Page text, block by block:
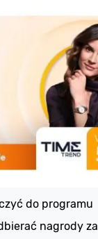
do programu
nagrody za